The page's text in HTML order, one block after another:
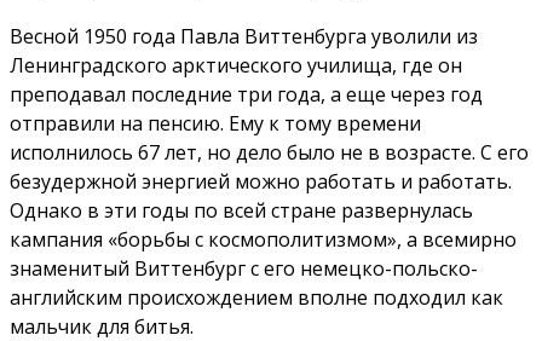
Весной 1950 года Павла Виттенбурга уволили из
Ленинградского арктического училища, где он
преподавал последние три года, а еще через год
отправили на пенсию. Ему к тому времени
исполнилось 67 лет, но дело было не в возрасте. С его
безудержной энергией можно работать и работать.
Однако в эти годы по всей стране развернулась
кампания «борьбы с космополитизмом», а всемирно
знаменитый Виттенбург с его немецко-польско-
английским происхождением вполне подходил как
мальчик для битья.